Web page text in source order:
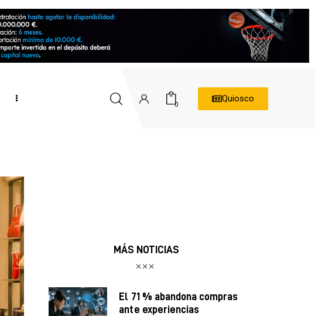
0
Quiosco
MÁS NOTICIAS
El 71 % abandona compras
ante experiencias